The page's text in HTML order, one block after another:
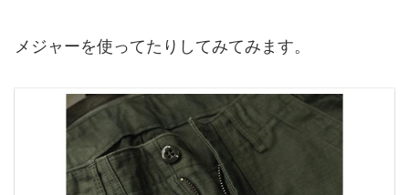
メジャーを使ってたりしてみてみます。